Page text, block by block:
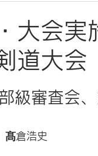
大会
道大会
級審査会
髙倉浩史